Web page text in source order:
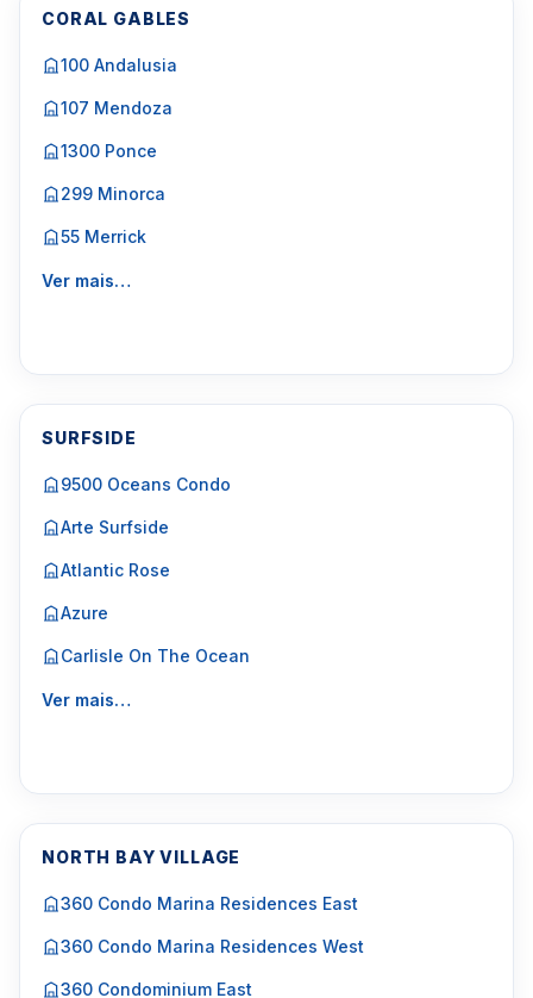
CORAL GABLES
100 Andalusia
107 Mendoza
1300 Ponce
299 Minorca
55 Merrick
Ver mais…
SURFSIDE
9500 Oceans Condo
Arte Surfside
Atlantic Rose
Azure
Carlisle On The Ocean
Ver mais…
NORTH BAY VILLAGE
360 Condo Marina Residences East
360 Condo Marina Residences West
360 Condominium East